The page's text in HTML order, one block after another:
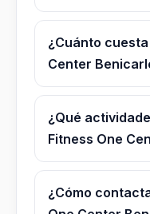
¿Cuánto
Center
¿Qué
Fitness One
¿Cómo